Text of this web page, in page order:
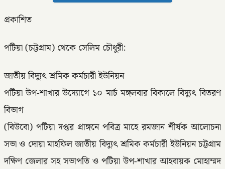
প্রকাশিত
পটিয়া (চট্টগ্রাম) থেকে সেলিম চৌধুরী:
জাতীয় বিদ্যুৎ শ্রমিক কর্মচারী ইউনিয়ন
পটিয়া উপ-শাখার উদ্যােগে ১০ মার্চ মঙ্গলবার বিকালে বিদ্যুৎ বিতরণ
বিভাগ
(বিউবো) পটিয়া দপ্তর প্রাঙ্গনে পবিত্র মাহে রমজান শীর্ষক আলোচনা
সভা ও দোয়া মাহফিল জাতীয় বিদ্যুৎ শ্রমিক কর্মচারী ইউনিয়ন চট্টগ্রাম
দক্ষিণ জেলার সহ সভাপতি ও পটিয়া উপ-শাখার আহবায়ক মোহাম্মদ